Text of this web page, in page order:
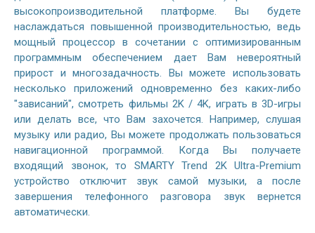
высокопроизводительной платформе. Вы будете
наслаждаться повышенной производительностью, ведь
мощный процессор в сочетании с оптимизированным
программным обеспечением дает Вам невероятный
прирост и многозадачность. Вы можете использовать
несколько приложений одновременно без каких-либо
"зависаний", смотреть фильмы 2K / 4K, играть в 3D-игры
или делать все, что Вам захочется. Например, слушая
музыку или радио, Вы можете продолжать пользоваться
навигационной программой. Когда Вы получаете
входящий звонок, то SMARTY Trend 2K Ultra-Premium
устройство отключит звук самой музыки, а после
завершения телефонного разговора звук вернется
автоматически.